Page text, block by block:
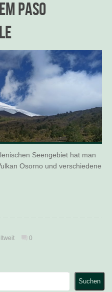
Paso
Seengebiet hat man
Osorno und verschiedene
0
Suchen